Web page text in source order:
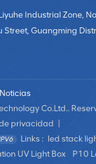
Industrial Zone,
Street, Guangming
Noticias
Co.Ltd..
privacidad
Links : led stack
UV Light Box P10